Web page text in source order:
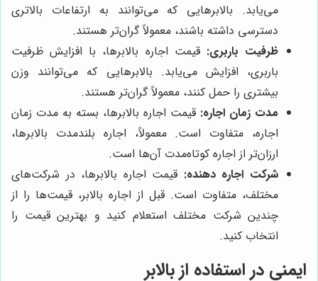
می‌یابد. بالابرهایی که می‌توانند به ارتفاعات بالاتری
دسترسی داشته باشند، معمولاً گران‌تر هستند.
ظرفیت باربری: قیمت اجاره بالابرها، با افزایش ظرفیت
باربری، افزایش می‌یابد. بالابرهایی که می‌توانند وزن
بیشتری را حمل کنند، معمولاً گران‌تر هستند.
مدت زمان اجاره: قیمت اجاره بالابرها، بسته به مدت زمان
اجاره، متفاوت است. معمولاً، اجاره بلندمدت بالابرها،
ارزان‌تر از اجاره کوتاه‌مدت آن‌ها است.
شرکت اجاره دهنده: قیمت اجاره بالابرها، در شرکت‌های
مختلف، متفاوت است. قبل از اجاره بالابر، قیمت‌ها را از
چندین شرکت مختلف استعلام کنید و بهترین قیمت را
انتخاب کنید.
ایمنی در استفاده از بالابر